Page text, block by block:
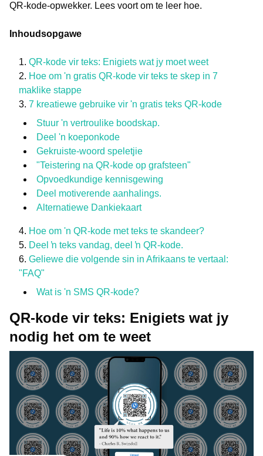
QR-kode-opwekker. Lees voort om te leer hoe.
Inhoudsopgawe
QR-kode vir teks: Enigiets wat jy moet weet
Hoe om 'n gratis QR-kode vir teks te skep in 7
maklike stappe
7 kreatiewe gebruike vir 'n gratis teks QR-kode
Stuur 'n vertroulike boodskap.
Deel 'n koeponkode
Gekruiste-woord speletjie
"Teistering na QR-kode op grafsteen"
Opvoedkundige kennisgewing
Deel motiverende aanhalings.
Alternatiewe Dankiekaart
Hoe om 'n QR-kode met teks te skandeer?
Deel ŉ teks vandag, deel ŉ QR-kode.
Geliewe die volgende sin in Afrikaans te vertaal:
"FAQ"
Wat is 'n SMS QR-kode?
QR-kode vir teks: Enigiets wat jy
nodig het om te weet